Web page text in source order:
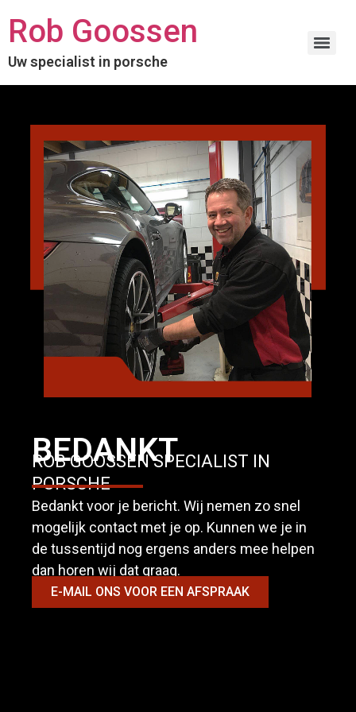
Rob Goossen
Uw specialist in porsche
BEDANKT
ROB GOOSSEN SPECIALIST IN
PORSCHE
Bedankt voor je bericht. Wij nemen zo snel
mogelijk contact met je op. Kunnen we je in
de tussentijd nog ergens anders mee helpen
dan horen wij dat graag.
E-MAIL ONS VOOR EEN AFSPRAAK